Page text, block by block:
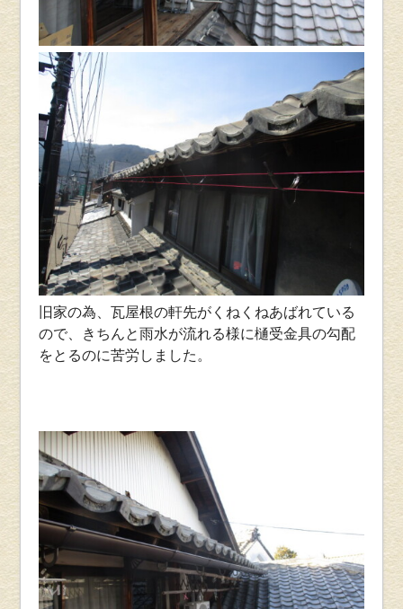
旧家の為、瓦屋根の軒先がくねくねあばれている
ので、きちんと雨水が流れる様に樋受金具の勾配
をとるのに苦労しました。